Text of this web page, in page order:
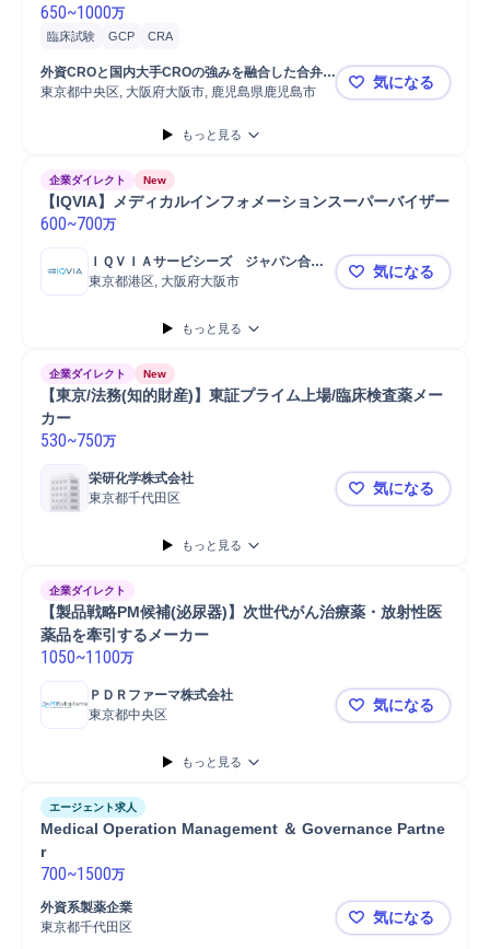
650~1000万
臨床試験 GCP CRA
外資CROと国内大手CROの強みを融合した合弁会
社
東京都中央区, 大阪府大阪市, 鹿児島県鹿児島市 Remote
気になる
もっと見る
企業ダイレクト New
【IQVIA】メディカルインフォメーションスーパーバイザー
600~700万
ＩＱＶＩＡサービシーズ　ジャパン合同
会社
東京都港区, 大阪府大阪市 【IQVIA】
気になる
もっと見る
企業ダイレクト New
【東京/法務(知的財産)】東証プライム上場/臨床検査薬メー
カー
530~750万
栄研化学株式会社
東京都千代田区
【東京/法務
気になる
もっと見る
企業ダイレクト
【製品戦略PM候補(泌尿器)】次世代がん治療薬・放射性医
薬品を牽引するメーカー
1050~1100万
ＰＤＲファーマ株式会社
東京都中央区
【製品戦略
気になる
もっと見る
エージェント求人
Medical Operation Management ＆ Governance Partne
r
700~1500万
外資系製薬企業
東京都千代田区
Medical
気になる